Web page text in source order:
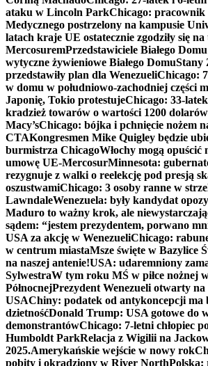
ataku w Lincoln ParkChicago:
Medycznego postrzelony na kampusie
latach kraje UE ostatecznie zgodziły się na
MercosuremPrzedstawiciele Białego
wytyczne żywieniowe Białego DomuStany
przedstawiły plan dla WenezueliChicago:
w domu w południowo-zachodniej części
Japonię, Tokio protestujeChicago: 33-
kradzież towarów o wartości 1200
Macy’sChicago: bójka i pchnięcie nożem
CTAKongresmen Mike Quigley będzie
burmistrza ChicagoWłochy mogą opuścić
umowę UE-MercosurMinnesota:
rezygnuje z walki o reelekcję pod presją
oszustwamiChicago: 3 osoby ranne w
LawndaleWenezuela: były kandydat
Maduro to ważny krok, ale
sądem: “jestem prezydentem, porwano
USA za akcję w WenezueliChicago:
w centrum miastaMsze święte w Bazylice
na naszej antenie!USA: udaremniony
SylwestraW tym roku MŚ w piłce nożnej
PółnocnejPrezydent Wenezueli otwarty
USAChiny: podatek od antykoncepcji ma
dzietnośćDonald Trump: USA gotowe do
demonstrantówChicago: 7-letni chłopiec
Humboldt ParkRelacja z Wigilii na
2025.Amerykańskie wejście w nowy rok
pobity i okradziony w River NorthPolska: